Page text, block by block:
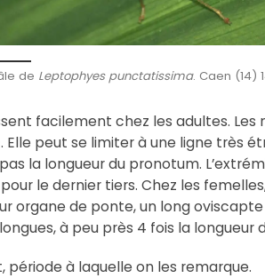
de Leptophyes punctatissima. Caen (14)
facilement chez les adultes.
Elle peut se limiter à une ligne très
la longueur du pronotum.
le dernier tiers. Chez les
organe de ponte, un long
à peu près 4 fois la longueur
à laquelle on les remarque.